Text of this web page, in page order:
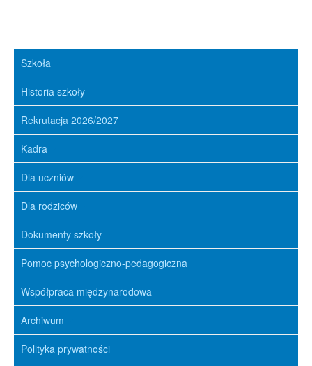
Szkoła
Historia szkoły
Rekrutacja 2026/2027
Kadra
Dla uczniów
Dla rodziców
Dokumenty szkoły
Pomoc psychologiczno-pedagogiczna
Współpraca międzynarodowa
Archiwum
Polityka prywatności